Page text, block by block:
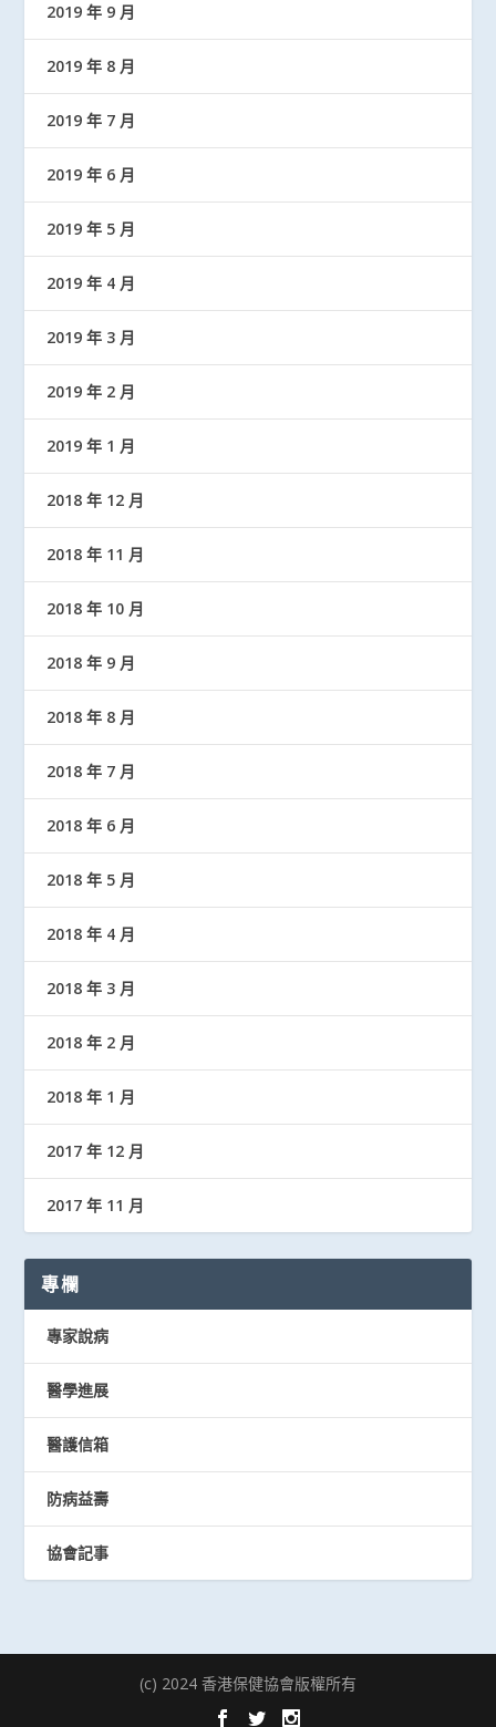
2019 年 9 月
2019 年 8 月
2019 年 7 月
2019 年 6 月
2019 年 5 月
2019 年 4 月
2019 年 3 月
2019 年 2 月
2019 年 1 月
2018 年 12 月
2018 年 11 月
2018 年 10 月
2018 年 9 月
2018 年 8 月
2018 年 7 月
2018 年 6 月
2018 年 5 月
2018 年 4 月
2018 年 3 月
2018 年 2 月
2018 年 1 月
2017 年 12 月
2017 年 11 月
專欄
專家說病
醫學進展
醫護信箱
防病益壽
協會記事
(c) 2024 香港保健協會版權所有